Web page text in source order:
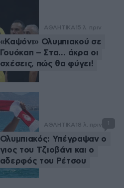
ΑΘΛΗΤΙΚΑ 15 λ. πριν
«Καψόνι» Ολυμπιακού σε
Γουόκαπ – Στα… άκρα οι
σχέσεις, πώς θα φύγει!
ΑΘΛΗΤΙΚΑ 18 λ. πριν 1
Ολυμπιακός: Υπέγραψαν ο
γιος του Τζιοβάνι και ο
αδερφός του Ρέτσου